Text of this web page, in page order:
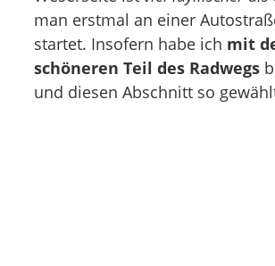
man erstmal an einer
startet. Insofern habe ich mit
schöneren Teil des Radwegs
und diesen Abschnitt so